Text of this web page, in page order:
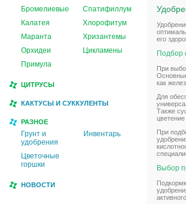
Бромелиевые
Спатифиллум
Калатея
Хлорофитум
Маранта
Хризантемы
Орхидеи
Цикламены
Примула
ЦИТРУСЫ
КАКТУСЫ И СУККУЛЕНТЫ
РАЗНОЕ
Грунт и
удобрения
Инвентарь
Цветочные
горшки
НОВОСТИ
его
Подбор
При
как
Для
Также
При
Выбор